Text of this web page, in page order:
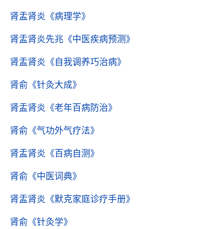
肾盂肾炎 《病理学》
肾盂肾炎先兆 《中医疾病预测》
肾盂肾炎 《自我调养巧治病》
肾俞 《针灸大成》
肾盂肾炎 《老年百病防治》
肾俞 《气功外气疗法》
肾盂肾炎 《百病自测》
肾俞 《中医词典》
肾盂肾炎 《默克家庭诊疗手册》
肾俞 《针灸学》